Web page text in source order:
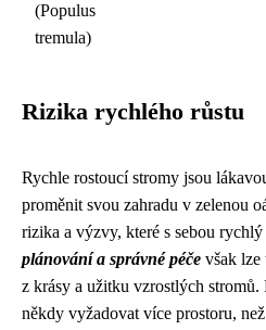
(Populus
tremula)
Rizika rychlého růstu
Rychle rostoucí stromy jsou
proměnit svou zahradu v zelenou
rizika a výzvy, které s sebou
plánování a správné péče však lze
z krásy a užitku vzrostlých
někdy vyžadovat více prostoru,